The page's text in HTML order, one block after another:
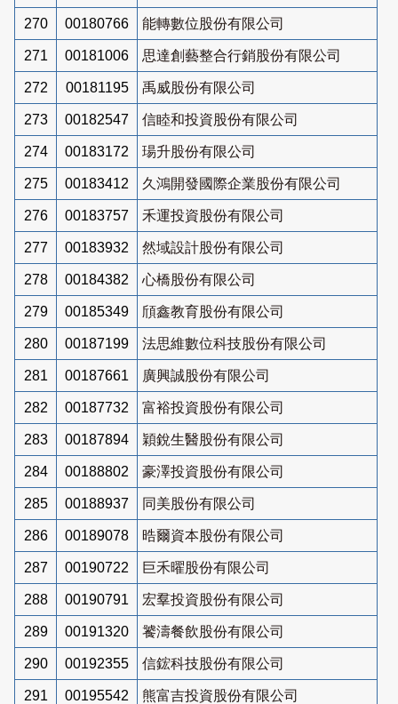
270 00180766 能轉數位股份有限公司
271 00181006 思達創藝整合行銷股份有限公司
272 00181195 禹威股份有限公司
273 00182547 信睦和投資股份有限公司
274 00183172 瑒升股份有限公司
275 00183412 久鴻開發國際企業股份有限公司
276 00183757 禾運投資股份有限公司
277 00183932 然域設計股份有限公司
278 00184382 心橋股份有限公司
279 00185349 頎鑫教育股份有限公司
280 00187199 法思維數位科技股份有限公司
281 00187661 廣興誠股份有限公司
282 00187732 富裕投資股份有限公司
283 00187894 穎銳生醫股份有限公司
284 00188802 豪澤投資股份有限公司
285 00188937 同美股份有限公司
286 00189078 晧爾資本股份有限公司
287 00190722 巨禾曜股份有限公司
288 00190791 宏羣投資股份有限公司
289 00191320 饕濤餐飲股份有限公司
290 00192355 信鋐科技股份有限公司
291 00195542 熊富吉投資股份有限公司